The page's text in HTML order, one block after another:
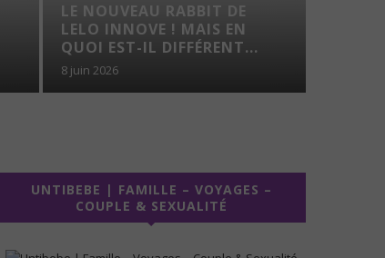
LE NOUVEAU RABBIT DE
LELO INNOVE ! MAIS EN
QUOI EST-IL DIFFÉRENT...
8 juin 2026
UNTIBEBE | FAMILLE – VOYAGES –
COUPLE & SEXUALITÉ